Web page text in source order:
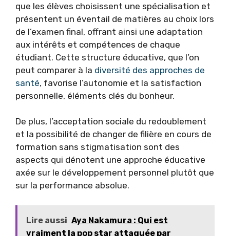
que les élèves choisissent une spécialisation et
présentent un éventail de matières au choix lors
de l’examen final, offrant ainsi une adaptation
aux intérêts et compétences de chaque
étudiant. Cette structure éducative, que l’on
peut comparer à la diversité des approches de
santé, favorise l’autonomie et la satisfaction
personnelle, éléments clés du bonheur.
De plus, l’acceptation sociale du redoublement
et la possibilité de changer de filière en cours de
formation sans stigmatisation sont des
aspects qui dénotent une approche éducative
axée sur le développement personnel plutôt que
sur la performance absolue.
Lire aussi Aya Nakamura : Qui est
vraiment la pop star attaquée par